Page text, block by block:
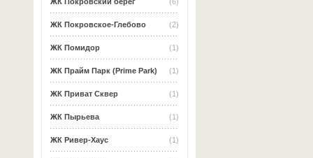
(6)
ЖК Покровский берег
(2)
ЖК Покровское-Глебово
(1)
ЖК Помидор
(1)
ЖК Прайм Парк (Prime Park)
(1)
ЖК Приват Сквер
(1)
ЖК Пырьева
(1)
ЖК Ривер-Хаус